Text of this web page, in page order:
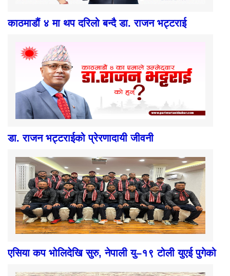
काठमाडौं ४ मा थप दरिलो बन्दै डा. राजन भट्टराई
डा. राजन भट्टराईको प्रेरणादायी जीवनी
एसिया कप भोलिदेखि सुरु, नेपाली यु–१९ टोली युएई पुगेको